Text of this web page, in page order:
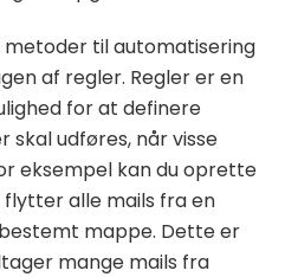
til automatisering
af regler. Regler er en
for at definere
skal udføres, når visse
eksempel kan du oprette
alle mails fra en
mappe. Dette er
mange mails fra